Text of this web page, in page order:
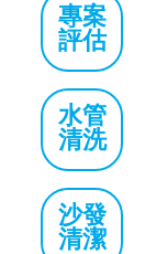
專案
評估
水管
清洗
沙發
清潔